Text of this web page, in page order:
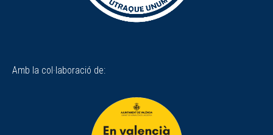
Amb la col·laboració de: